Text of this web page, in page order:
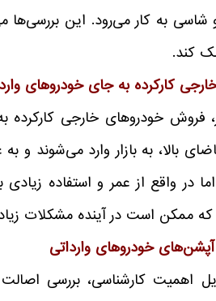
شاسی به کار می‌رود. این بررسی‌ها
کند.
کارکرده به جای خودروهای
فروش خودروهای خارجی
بالا، به بازار وارد می‌شوند
اما در واقع از عمر و استفاده
ممکن است در آینده مشکلات
خودروهای وارداتی
اهمیت کارشناسی، بررسی